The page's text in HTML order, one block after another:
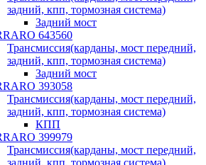
задний, кпп, тормозная система)
Задний мост
643560
Трансмиссия(карданы, мост передний,
задний, кпп, тормозная система)
Задний мост
393058
Трансмиссия(карданы, мост передний,
задний, кпп, тормозная система)
КПП
399979
Трансмиссия(карданы, мост передний,
задний, кпп, тормозная система)